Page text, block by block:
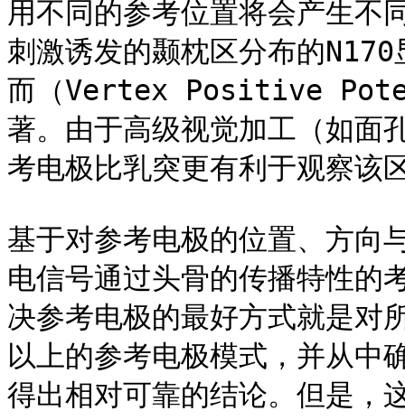
用不同的参考位置将会产生不
刺激诱发的颞枕区分布的
而（Vertex Positive
著。由于高级视觉加工（如面
考电极比乳突更有利于观察该
基于对参考电极的位置、方向
电信号通过头骨的传播特性
决参考电极的最好方式就是对
以上的参考电极模式，并从中
得出相对可靠的结论。但是，